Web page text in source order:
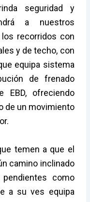
seguridad y
a nuestros
recorridos con
y de techo, con
equipa sistema
de frenado
EBD, ofreciendo
de un movimiento
temen a que el
camino inclinado
como
a su ves equipa